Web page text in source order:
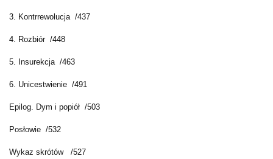
3. Kontrrewolucja /437
4. Rozbiór /448
5. Insurekcja /463
6. Unicestwienie /491
Epilog. Dym i popiół /503
Posłowie /532
Wykaz skrótów /527